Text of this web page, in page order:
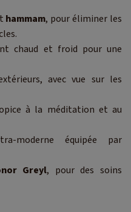
hammam, pour éliminer les
chaud et froid pour une
avec vue sur les
à la méditation et au
moderne équipée par
Greyl, pour des soins